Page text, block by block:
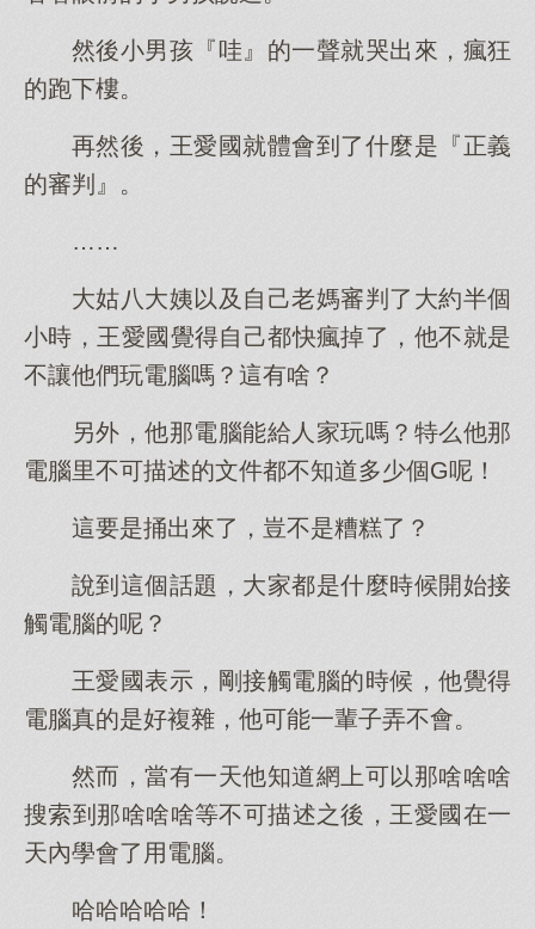
然後小男孩『哇』的一聲就哭出來，瘋狂
的跑下樓。
再然後，王愛國就體會到了什麼是『正義
的審判』。
……
大姑八大姨以及自己老媽審判了大約半個
小時，王愛國覺得自己都快瘋掉了，他不就是
不讓他們玩電腦嗎？這有啥？
另外，他那電腦能給人家玩嗎？特么他那
電腦里不可描述的文件都不知道多少個G呢！
這要是捅出來了，豈不是糟糕了？
說到這個話題，大家都是什麼時候開始接
觸電腦的呢？
王愛國表示，剛接觸電腦的時候，他覺得
電腦真的是好複雜，他可能一輩子弄不會。
然而，當有一天他知道網上可以那啥啥啥
搜索到那啥啥啥等不可描述之後，王愛國在一
天內學會了用電腦。
哈哈哈哈哈！